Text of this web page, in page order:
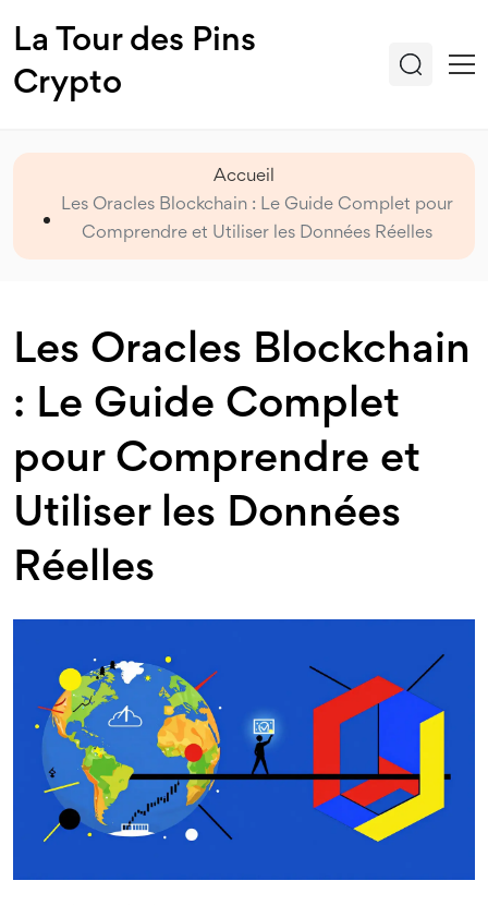
La Tour des Pins
Crypto
Accueil
Les Oracles Blockchain : Le Guide Complet pour
Comprendre et Utiliser les Données Réelles
Les Oracles Blockchain
: Le Guide Complet
pour Comprendre et
Utiliser les Données
Réelles